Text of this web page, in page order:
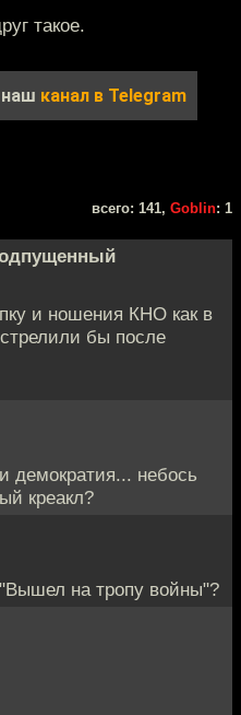
такое.
канал в Telegram
всего: 141, Goblin: 1
и ношения КНО как в
бы после
демократия... небось
креакл?
на тропу войны"?